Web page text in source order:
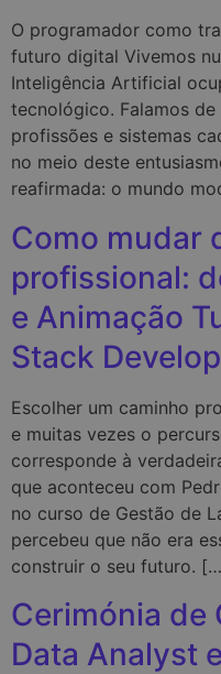
O programador como
futuro digital Vivemos
Inteligência Artificial
tecnológico. Falamos
profissões e sistemas
no meio deste
reafirmada: o mundo
Como mudar
profissional:
e Animação
Stack
Escolher um caminho
e muitas vezes o
corresponde à
que aconteceu com
no curso de Gestão de
percebeu que não era
construir o seu futuro.
Cerimónia de
Data Analyst